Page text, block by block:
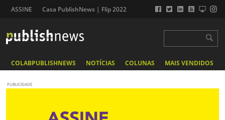
ASSINE Casa PublishNews | Flip 2022
COLABPUBLISHNEWS NOTÍCIAS COLUNAS MAIS VENDIDOS
PUBLICIDADE